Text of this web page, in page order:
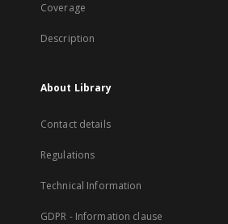
Coverage
Description
About Library
Contact details
Regulations
Technical Information
GDPR - Information clause